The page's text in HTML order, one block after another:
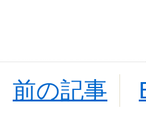
前の記事